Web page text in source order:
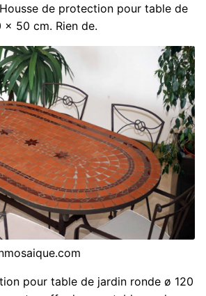
de protection pour table de
x 50 cm. Rien de.
pour table de jardin ronde ø 120